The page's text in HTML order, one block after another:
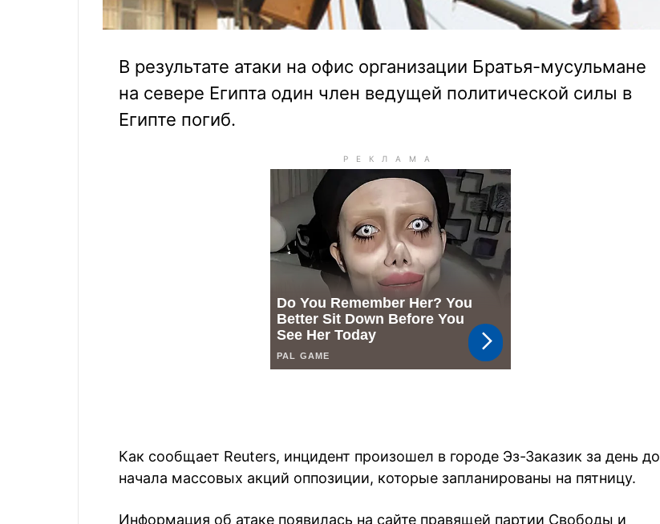
В результате атаки на офис организации Братья-мусульмане
на севере Египта один член ведущей политической силы в
Египте погиб.
Как сообщает Reuters, инцидент произошел в городе Эз-Заказик за день до
начала массовых акций оппозиции, которые запланированы на пятницу.
Информация об атаке появилась на сайте правящей партии Свободы и